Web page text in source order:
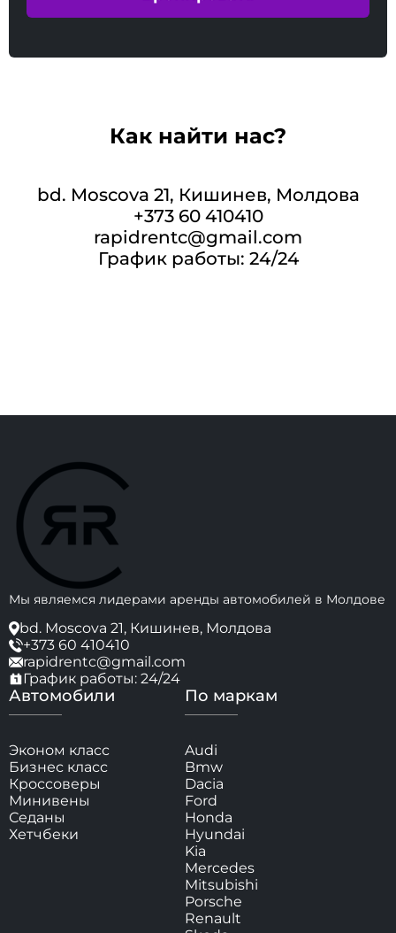
Как найти нас?
bd. Moscova 21, Кишинев, Молдова
+373 60 410410
rapidrentc@gmail.com
График работы: 24/24
Мы являемся лидерами аренды автомобилей в Молдове
bd. Moscova 21, Кишинев, Молдова
+373 60 410410
rapidrentc@gmail.com
График работы: 24/24
Автомобили
Эконом класс
Бизнес класс
Кроссоверы
Минивены
Седаны
Хетчбеки
По маркам
Audi
Bmw
Dacia
Ford
Honda
Hyundai
Kia
Mercedes
Mitsubishi
Porsche
Renault